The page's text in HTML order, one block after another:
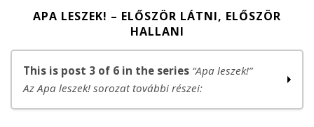
APA LESZEK! – ELŐSZÖR LÁTNI, ELŐSZÖR
HALLANI
This is post 3 of 6 in the series “Apa leszek!”
Az Apa leszek! sorozat további részei: